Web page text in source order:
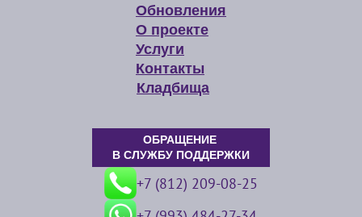
Обновления
О проекте
Услуги
Контакты
Кладбища
ОБРАЩЕНИЕ
В СЛУЖБУ ПОДДЕРЖКИ
+7 (812) 209-08-25